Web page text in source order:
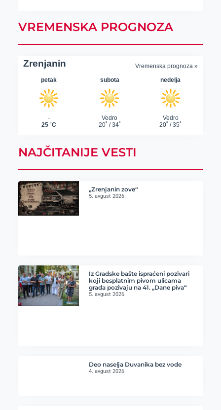
VREMENSKA PROGNOZA
NAJČITANIJE VESTI
„Zrenjanin zove“
5. avgust 2026.
Iz Gradske bašte ispraćeni pozivari
koji besplatnim pivom ulicama
grada pozivaju na 41. „Dane piva“
5. avgust 2026.
Deo naselja Duvanika bez vode
4. avgust 2026.